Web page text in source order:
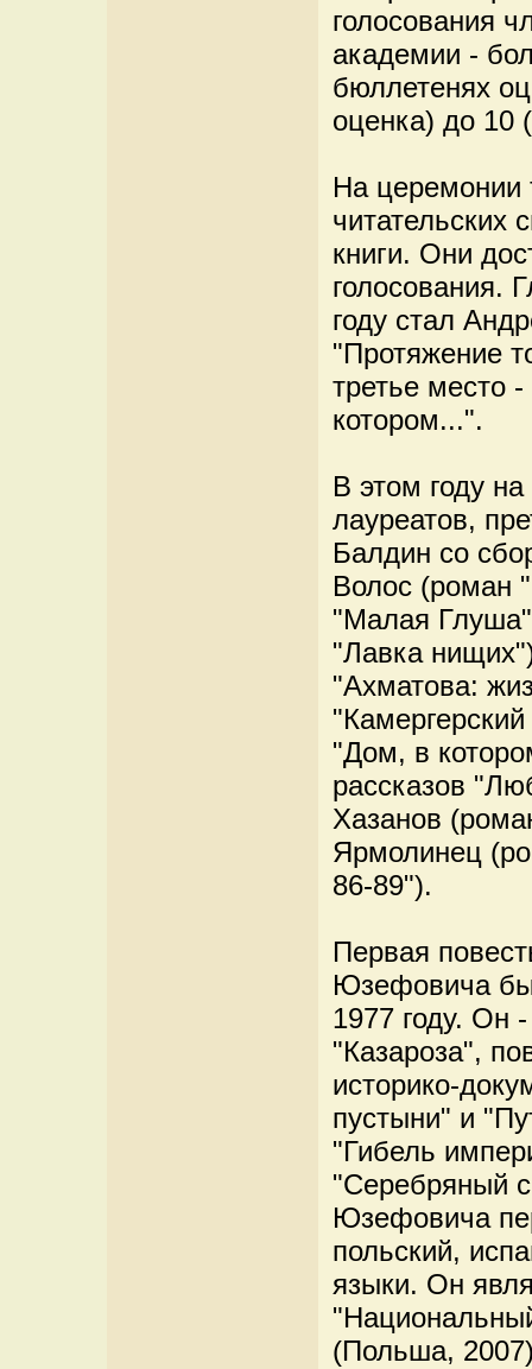
голосования
академии -
бюллетенях
оценка) до 10
На церемонии
читательских
книги. Они
голосования.
году стал
"Протяжение
третье место
котором...".
В этом году
лауреатов,
Балдин со
Волос (роман
"Малая
"Лавка
"Ахматова:
"Дом, в
рассказов
Хазанов
Ярмолинец
86-89").
Первая
Юзефовича
1977 году. Он
"Казароза",
историко-
пустыни" и
"Гибель
"Серебряный
Юзефовича
польский,
языки. Он
(Польша,